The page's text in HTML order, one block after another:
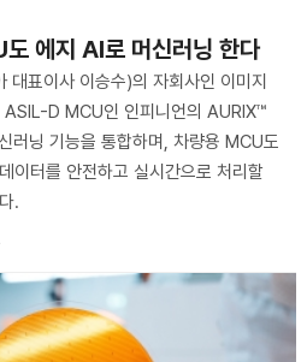
에지 AI로 머신러닝 한다
대표이사 이승수)의 자회사인 이미지
D MCU인 인피니언의 AURIX™
닝 기능을 통합하며, 차량용 MCU도
이터를 안전하고 실시간으로 처리할
.